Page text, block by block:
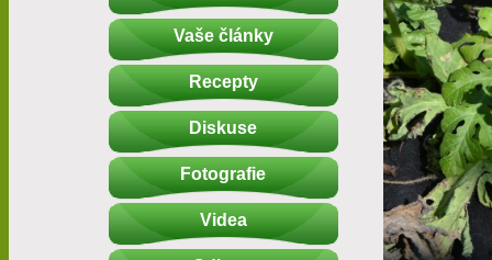
Vaše články
Recepty
Diskuse
Fotografie
Videa